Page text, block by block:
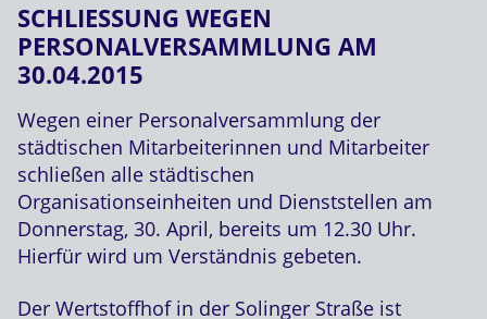
SCHLIESSUNG WEGEN P
ERSONALVERSAMMLUNG AM 3
0.04.2015
Wegen einer Personalversammlung der
städtischen Mitarbeiterinnen und Mitarbeiter
schließen alle städtischen
Organisationseinheiten und Dienststellen am
Donnerstag, 30. April, bereits um 12.30 Uhr.
Hierfür wird um Verständnis gebeten.
Der Wertstoffhof in der Solinger Straße ist